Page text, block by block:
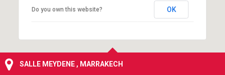
Do you own this website? OK
SALLE MEYDENE , MARRAKECH